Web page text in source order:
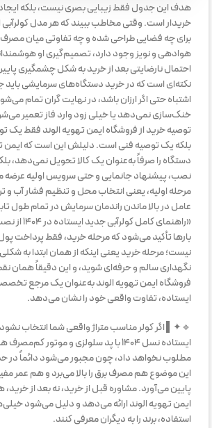
هدف این جدول فقط زیبایی بصری نیست، بلکه
خریدار است. وقتی مخاطب ببیند که هر مدل کولرآبی
برای چه فضایی طراحی شده و چه تفاوتی میان مصرف
هوادهی و نویز وجود دارد، تصمیم‌گیری او
احتمال نارضایتی بعد از خرید به شکل چشمگیری
نکته‌ای است که در خرید دستگاه‌های سرمایشی باید
اشتباه حتی اگر ارزان باشد، در نهایت گران تمام
خنک‌سازی نمی‌دهد یا خیلی زود وارد فاز تعمیر
توصیه خرید از فروشگاه ایمن تهویه الوند فقط یک
بلکه یک توصیه فنی است. دلیلش این است که ایمن
دستگاه را صرفاً به‌عنوان یک کالا تحویل نمی‌دهد،
نصب، پیشنهاد جانمایی و حتی سرویس اولیه عرضه
مرحله اولیه، یعنی انتخاب محل و تنظیم فشار آب و
عامل در بالا ماندن راندمان سرمایش در تمام طول
«راهنمای کامل
بارها تأکید می‌شود که مرحله خرید، فقط پرداخت
نیست؛ مرحله خرید یعنی اینکه از همان ابتدا به
نگهداری سالم و حرفه‌ای شوید، و این دقیقاً همان
فروشگاه ایمن تهویه الوند به‌عنوان یک مرجع
ایستاده، تفاوت واقعی خود را نشان می‌دهد.
🔹✦▌ اگر کولر مناسب متراژ واقعی شما انتخاب
ایستاده نسل ۱۴۰۴ با پد سلولزی و موتور
مطلوب نخواهد داد، چون مجبور می‌شود دائماً در
این موضوع هم مصرف برق را بالا می‌برد و هم عمر
پایین می‌آورد. مشاوره قبل از خرید، نه بعد از
ایمن تهویه الوند ارائه می‌دهد و دلیل می‌شود
استفاده، برند را به دیگران معرفی کنند.